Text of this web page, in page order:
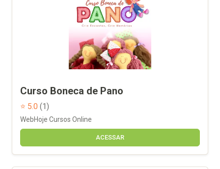
Curso Boneca de Pano
⭐ 5.0 (1)
WebHoje Cursos Online
ACESSAR